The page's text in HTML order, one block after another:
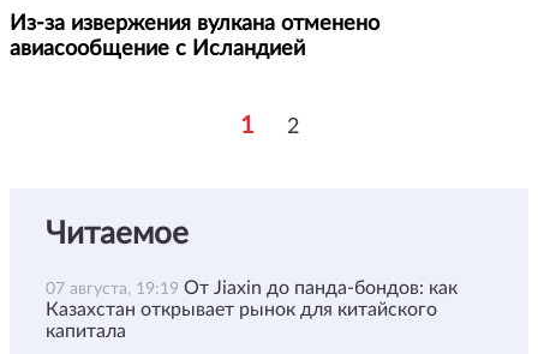
Из-за извержения вулкана отменено
авиасообщение с Исландией
1 2
Читаемое
07 августа, 19:19 От Jiaxin до панда-бондов: как
Казахстан открывает рынок для китайского
капитала